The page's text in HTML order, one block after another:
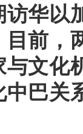
华以
前，
文化
巴关